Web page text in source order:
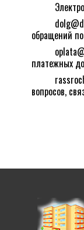
обращений
платежных
вопросов,